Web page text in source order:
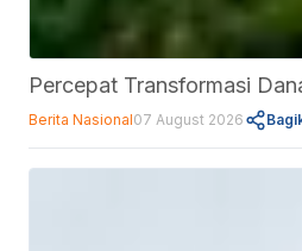
Percepat Transformasi
Berita Nasional07 August 2026